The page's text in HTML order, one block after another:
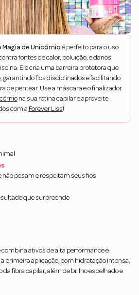
de Unicórnio é perfeito para o uso
fontes de calor, poluição, e danos
Ele cria uma barreira protetora que
garantindo fios disciplinados e facilitando
de pentear. Use a máscara e o finalizador
na sua rotina capilar e aproveite
com a Forever Liss!
pesam e respeitam seus fios
que surpreende
ativos de alta performance e
primeira aplicação, com hidratação intensa,
fibra capilar, além de brilho espelhado e